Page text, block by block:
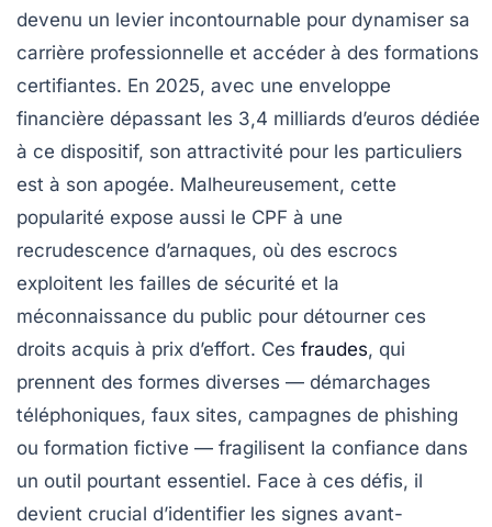
devenu un levier incontournable pour dynamiser sa
carrière professionnelle et accéder à des formations
certifiantes. En 2025, avec une enveloppe
financière dépassant les 3,4 milliards d’euros dédiée
à ce dispositif, son attractivité pour les particuliers
est à son apogée. Malheureusement, cette
popularité expose aussi le CPF à une
recrudescence d’arnaques, où des escrocs
exploitent les failles de sécurité et la
méconnaissance du public pour détourner ces
droits acquis à prix d’effort. Ces fraudes, qui
prennent des formes diverses — démarchages
téléphoniques, faux sites, campagnes de phishing
ou formation fictive — fragilisent la confiance dans
un outil pourtant essentiel. Face à ces défis, il
devient crucial d’identifier les signes avant-